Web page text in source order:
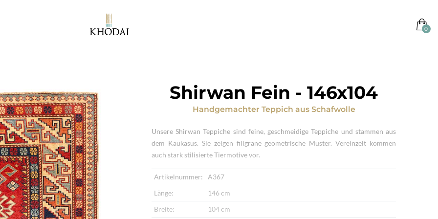
Shirwan Fein - 146x104
Handgemachter Teppich aus Schafwolle
Unsere Shirwan Teppiche sind feine, geschmeidige Teppiche und stammen aus
dem Kaukasus. Sie zeigen filigrane geometrische Muster. Vereinzelt kommen
auch stark stilisierte Tiermotive vor.
Artikelnummer:
A367
Länge:
146 cm
Breite:
104 cm